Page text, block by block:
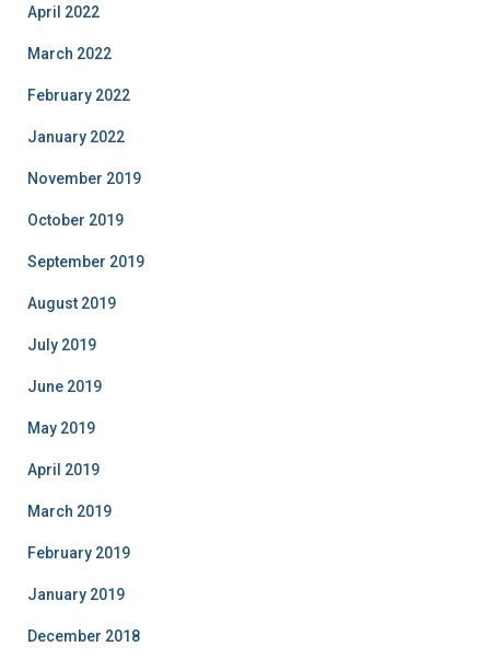
April 2022
March 2022
February 2022
January 2022
November 2019
October 2019
September 2019
August 2019
July 2019
June 2019
May 2019
April 2019
March 2019
February 2019
January 2019
December 2018